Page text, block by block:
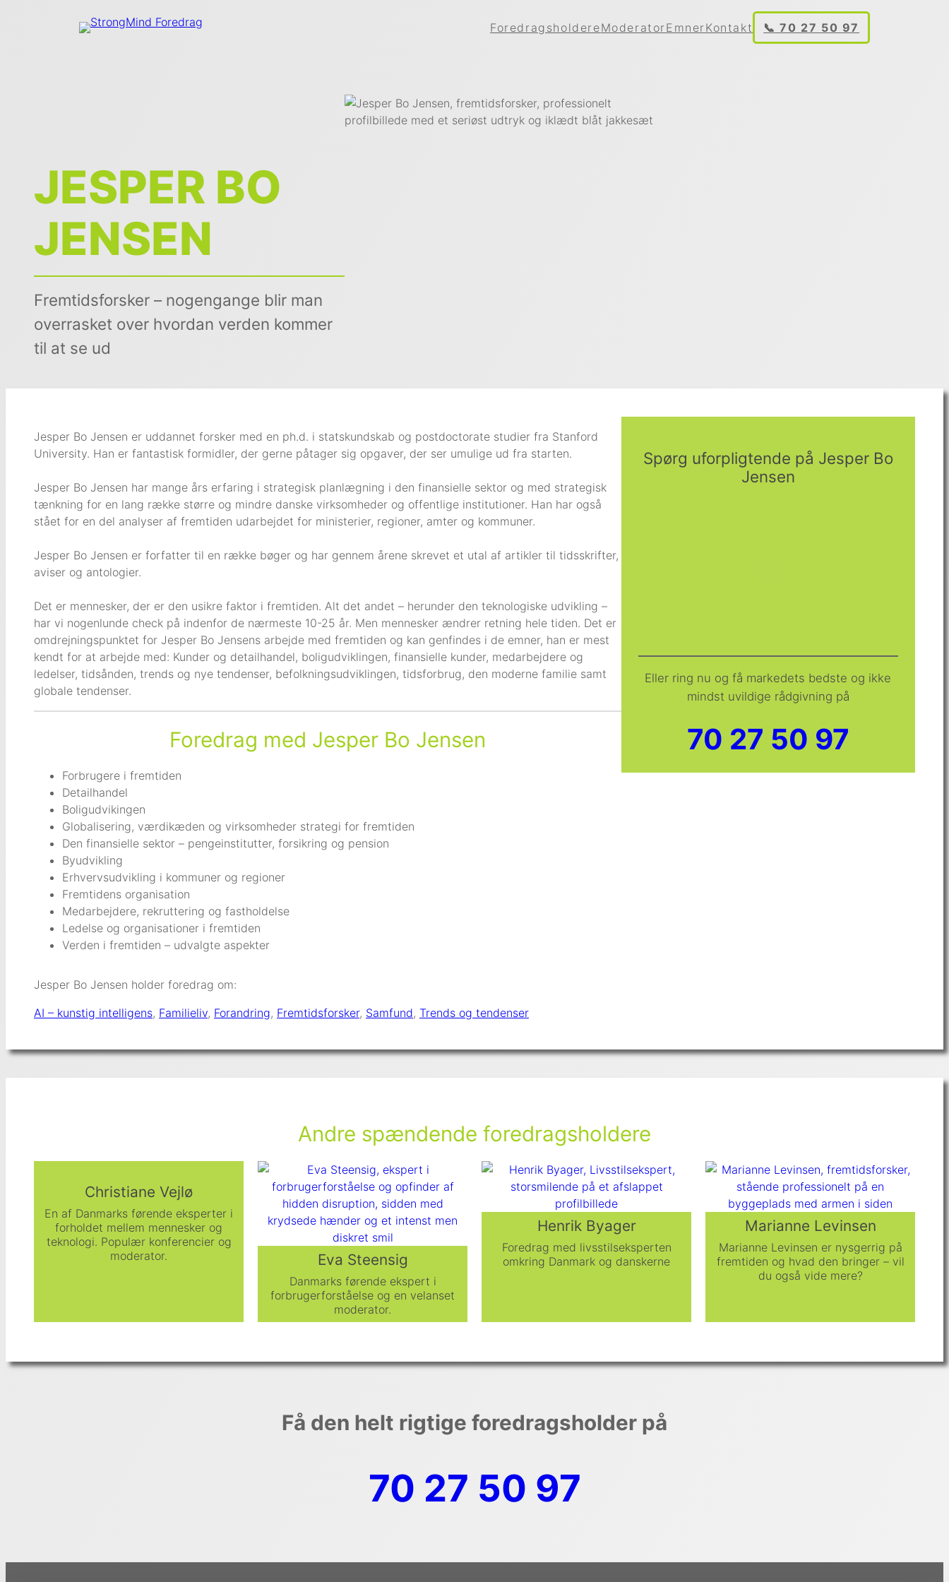
ForedragsholdereModeratorEmnerKontakt 📞 70 27 50 97
JESPER BO
JENSEN
Fremtidsforsker – nogengange blir man
overrasket over hvordan verden kommer
til at se ud
Jesper Bo Jensen er uddannet forsker med en ph.d. i statskundskab og postdoctorate studier fra Stanford
University. Han er fantastisk formidler, der gerne påtager sig opgaver, der ser umulige ud fra starten.
Jesper Bo Jensen har mange års erfaring i strategisk planlægning i den finansielle sektor og med strategisk
tænkning for en lang række større og mindre danske virksomheder og offentlige institutioner. Han har også
stået for en del analyser af fremtiden udarbejdet for ministerier, regioner, amter og kommuner.
Jesper Bo Jensen er forfatter til en række bøger og har gennem årene skrevet et utal af artikler til tidsskrifter,
aviser og antologier.
Det er mennesker, der er den usikre faktor i fremtiden. Alt det andet – herunder den teknologiske udvikling –
har vi nogenlunde check på indenfor de nærmeste 10-25 år. Men mennesker ændrer retning hele tiden. Det er
omdrejningspunktet for Jesper Bo Jensens arbejde med fremtiden og kan genfindes i de emner, han er mest
kendt for at arbejde med: Kunder og detailhandel, boligudviklingen, finansielle kunder, medarbejdere og
ledelser, tidsånden, trends og nye tendenser, befolkningsudviklingen, tidsforbrug, den moderne familie samt
globale tendenser.
Foredrag med Jesper Bo Jensen
Forbrugere i fremtiden
Detailhandel
Boligudvikingen
Globalisering, værdikæden og virksomheder strategi for fremtiden
Den finansielle sektor – pengeinstitutter, forsikring og pension
Byudvikling
Erhvervsudvikling i kommuner og regioner
Fremtidens organisation
Medarbejdere, rekruttering og fastholdelse
Ledelse og organisationer i fremtiden
Verden i fremtiden – udvalgte aspekter
Jesper Bo Jensen holder foredrag om:
AI – kunstig intelligens, Familieliv, Forandring, Fremtidsforsker, Samfund, Trends og tendenser
Spørg uforpligtende på Jesper Bo
Jensen
Eller ring nu og få markedets bedste og ikke
mindst uvildige rådgivning på
70 27 50 97
Andre spændende foredragsholdere
Christiane Vejlø
En af Danmarks førende eksperter i
forholdet mellem mennesker og
teknologi. Populær konferencier og
moderator.
Eva Steensig
Danmarks førende ekspert i
forbrugerforståelse og en velanset
moderator.
Henrik Byager
Foredrag med livsstilseksperten
omkring Danmark og danskerne
Marianne Levinsen
Marianne Levinsen er nysgerrig på
fremtiden og hvad den bringer – vil
du også vide mere?
Få den helt rigtige foredragsholder på
70 27 50 97